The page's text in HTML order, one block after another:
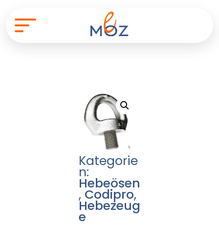
Kategorie
n:
Hebeösen
, Codipro,
Hebezeug
e